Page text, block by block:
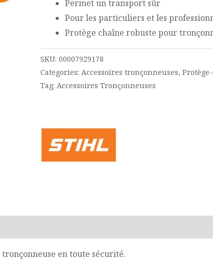
Permet un transport sûr
Pour les particuliers et les
Protège chaîne robuste pour
SKU:00007929178
Categories:Accessoires tronçonneuses,
Tag:Accessoires Tronçonneuses
en toute sécurité.